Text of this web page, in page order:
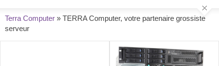
Terra Computer » TERRA Computer, votre partenaire grossiste
serveur